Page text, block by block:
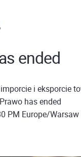
ended
i eksporcie
has ended
PM Europe/Warsaw